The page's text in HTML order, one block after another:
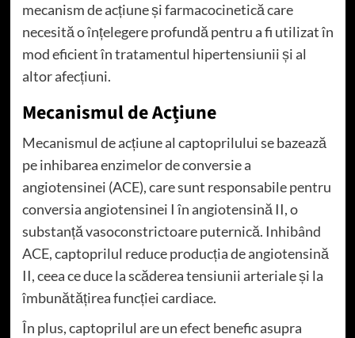
mecanism de acțiune și farmacocinetică care
necesită o înțelegere profundă pentru a fi utilizat în
mod eficient în tratamentul hipertensiunii și al
altor afecțiuni.
Mecanismul de Acțiune
Mecanismul de acțiune al captoprilului se bazează
pe inhibarea enzimelor de conversie a
angiotensinei (ACE), care sunt responsabile pentru
conversia angiotensinei I în angiotensină II, o
substanță vasoconstrictoare puternică. Inhibând
ACE, captoprilul reduce producția de angiotensină
II, ceea ce duce la scăderea tensiunii arteriale și la
îmbunătățirea funcției cardiace.
În plus, captoprilul are un efect benefic asupra